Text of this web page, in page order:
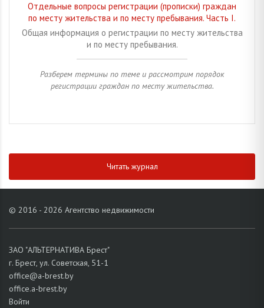
Отдельные вопросы регистрации (прописки) граждан
по месту жительства и по месту пребывания. Часть I.
Общая информация о регистрации по месту жительства
и по месту пребывания.
Разберем термины по теме и рассмотрим порядок
регистрации граждан по месту жительства.
Читать журнал
© 2016 - 2026 Агентство недвижимости
ЗАО "АЛЬТЕРНАТИВА Брест"
г. Брест, ул. Советская, 51-1
office@a-brest.by
office.a-brest.by
Войти